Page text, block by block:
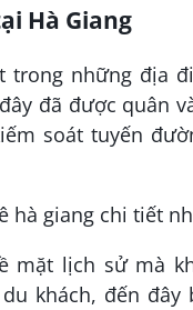
Hà Giang
những địa
đã được quân
soát tuyến
mặt lịch sử mà
khách, đến đây